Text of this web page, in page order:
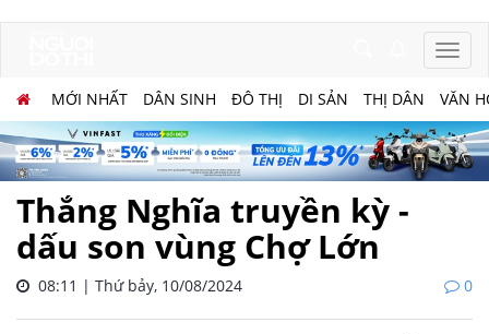
MỚI NHẤT DÂN SINH ĐÔ THỊ DI SẢN THỊ DÂN VĂN
Thắng Nghĩa truyền kỳ -
dấu son vùng Chợ Lớn
08:11 | Thứ bảy, 10/08/2024 0